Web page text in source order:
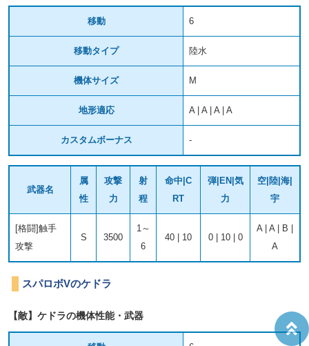
移動 6
移動タイプ 陸水
機体サイズ M
地形適応 A | A | A | A
カスタムボーナス -
武器名
属
性
攻撃
力
射
程
命中|C
RT
弾|EN|気
力
空|陸|海|
宇
[格闘]触手
攻撃
S 3500
1～
6
40 | 10 0 | 10 | 0
A | A | B |
A
スパロボVのケドラ
【敵】ケドラの機体性能・武器